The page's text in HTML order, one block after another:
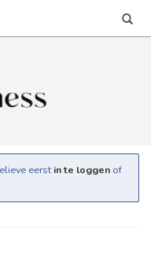
eerst in te loggen of